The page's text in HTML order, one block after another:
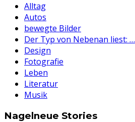
Alltag
Autos
bewegte Bilder
Der Typ von Nebenan liest: …
Design
Fotografie
Leben
Literatur
Musik
Nagelneue Stories